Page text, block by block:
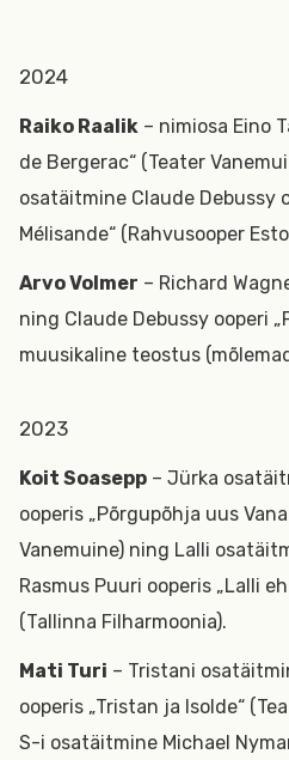
2024
Raiko Raalik – nimiosa Eino
de Bergerac“ (Teater
osatäitmine Claude Debussy
Mélisande“ (Rahvusooper
Arvo Volmer – Richard
ning Claude Debussy ooperi
muusikaline teostus
2023
Koit Soasepp – Jürka
ooperis „Põrgupõhja uus
Vanemuine) ning Lalli
Rasmus Puuri ooperis „Lalli
(Tallinna Filharmoonia).
Mati Turi – Tristani
ooperis „Tristan ja Isolde“
S-i osatäitmine Michael